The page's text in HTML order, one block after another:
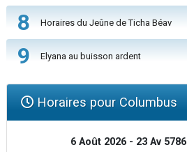
8 Horaires du Jeûne de Ticha Béav
9 Elyana au buisson ardent
Horaires pour Columbus
6 Août 2026 - 23 Av 5786